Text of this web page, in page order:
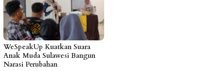
WeSpeakUp Kuatkan Suara
Anak Muda Sulawesi Bangun
Narasi Perubahan